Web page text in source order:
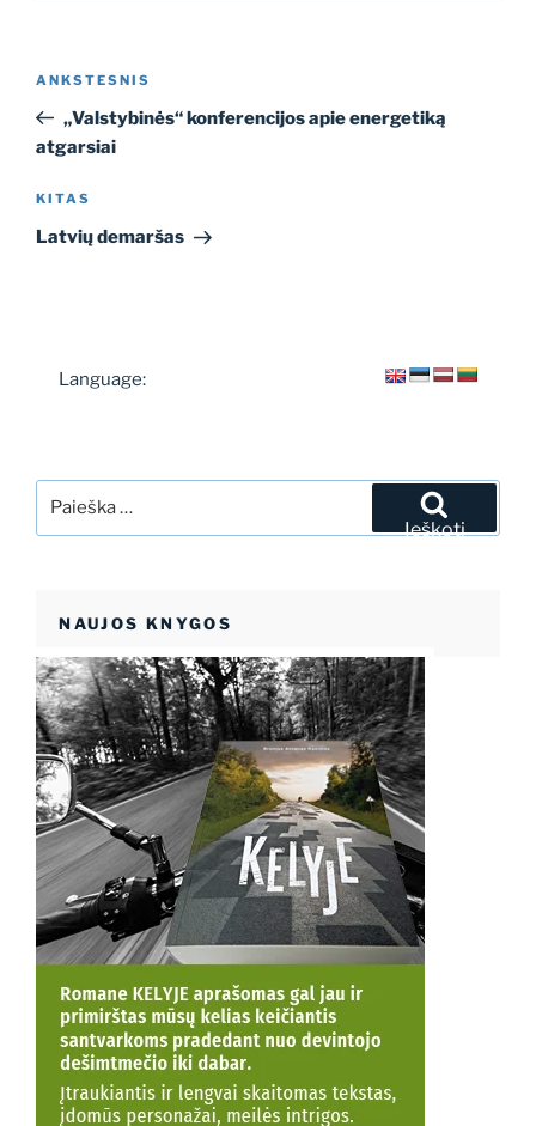
įrašų
Ankstesnis
įrašas
ANKSTESNIS
„Valstybinės“ konferencijos apie energetiką
atgarsiai
Kitas
įrašas
KITAS
Latvių demaršas
Language:
Ieškoti
NAUJOS KNYGOS